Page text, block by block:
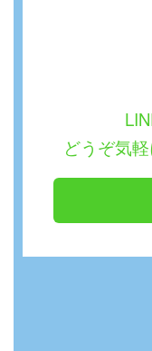
どうぞ気